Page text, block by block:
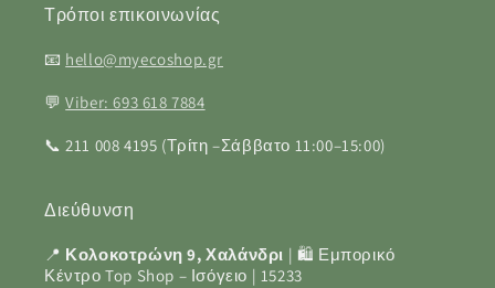
Τρόποι επικοινωνίας
📧 hello@myecoshop.gr
💬Viber: 693 618 7884
📞 211 008 4195 (Τρίτη –Σάββατο 11:00–15:00)
Διεύθυνση
📍 Κολοκοτρώνη 9, Χαλάνδρι | 🛍️ Εμπορικό
Κέντρο Top Shop – Ισόγειο | 15233